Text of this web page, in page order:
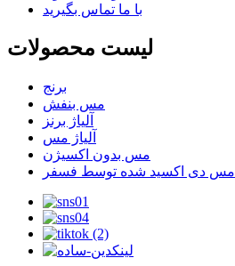
با ما تماس بگیرید
لیست محصولات
برنج
مس بنفش
آلیاژ برنز
آلیاژ مس
مس بدون اکسیژن
مس دی اکسید شده توسط فسفر